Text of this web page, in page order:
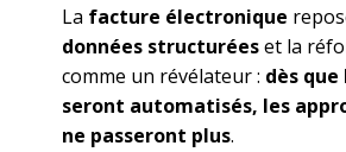
La facture électronique
données structuréeset la
comme un révélateur : dès
seront automatisés, les
ne passeront plus.